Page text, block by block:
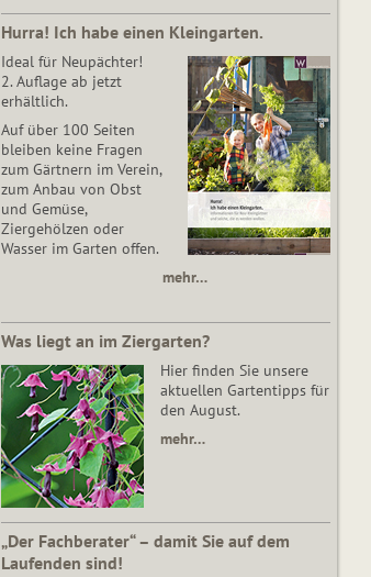
Hurra! Ich habe einen Kleingarten.
Ideal für Neupächter!
2. Auflage ab jetzt
erhältlich.
Auf über 100 Seiten
bleiben keine Fragen
zum Gärtnern im Verein,
zum Anbau von Obst
und Gemüse,
Ziergehölzen oder
Wasser im Garten offen.
mehr…
Was liegt an im Ziergarten?
Hier finden Sie unsere
aktuellen Gartentipps für
den August.
mehr…
„Der Fachberater“ – damit Sie auf dem
Laufenden sind!